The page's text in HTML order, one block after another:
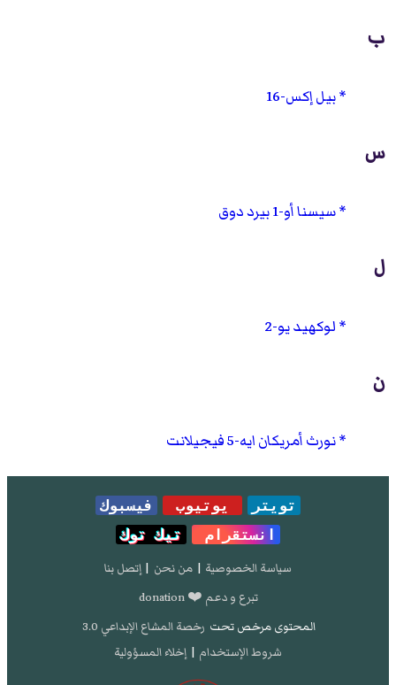
ب
بيل إكس-16
س
سيسنا أو-1 بيرد دوق
ل
لوكهيد يو-2
ن
نورث أمريكان ايه-5 فيجيلانت
تويتر يوتيوب
فيسبوك
انستقرام
تيك توك
سياسة الخصوصية | من نحن | إتصل بنا
تبرع و دعم ❤️ donation
المحتوى مرخص تحت رخصة المشاع الإبداعي 3.0
شروط الإستخدام | إخلاء المسؤولية